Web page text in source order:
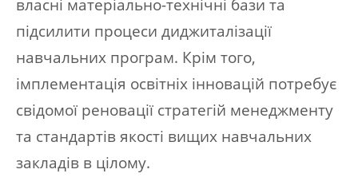
власні матеріально-технічні бази та
підсилити процеси диджиталізації
навчальних програм. Крім того,
імплементація освітніх інновацій потребує
свідомої реновації стратегій менеджменту
та стандартів якості вищих навчальних
закладів в цілому.